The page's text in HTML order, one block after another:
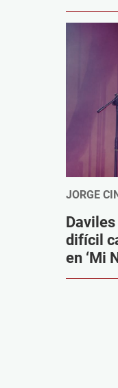
JORGE
difícil
en ‘Mi